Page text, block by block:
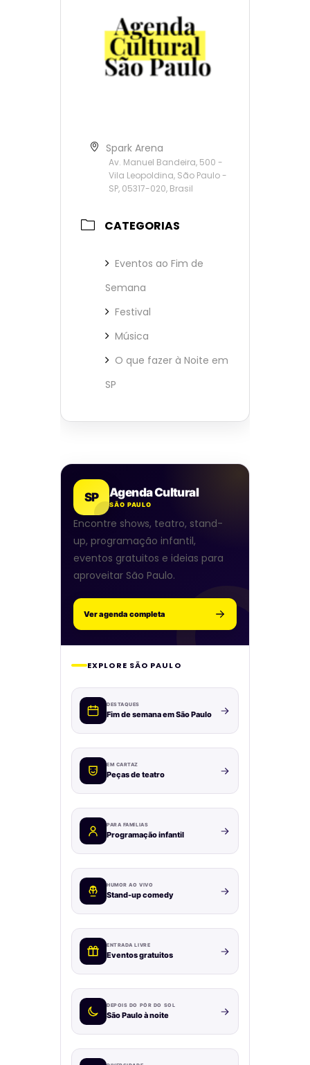
Spark Arena
Av. Manuel Bandeira, 500 -
Vila Leopoldina, São Paulo -
SP, 05317-020, Brasil
CATEGORIAS
Eventos ao Fim de
Semana
Festival
Música
O que fazer à Noite em
SP
SP Agenda Cultural
SÃO PAULO
Encontre shows, teatro, stand-
up, programação infantil,
eventos gratuitos e ideias para
aproveitar São Paulo.
Ver agenda completa
EXPLORE SÃO PAULO
DESTAQUES
Fim de semana em São Paulo
EM CARTAZ
Peças de teatro
PARA FAMÍLIAS
Programação infantil
HUMOR AO VIVO
Stand-up comedy
ENTRADA LIVRE
Eventos gratuitos
DEPOIS DO PÔR DO SOL
São Paulo à noite